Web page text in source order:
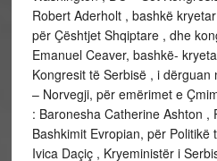
Robert Aderholt , bashkë
për Çështjet Shqiptare , dhe
Emanuel Ceaver, bashkë-
Kongresit të Serbisë , i
– Norvegji, për emërimet e
: Baronesha Catherine Ashton ,
Bashkimit Evropian, për Politikë
Ivica Daçiç , Kryeministër i